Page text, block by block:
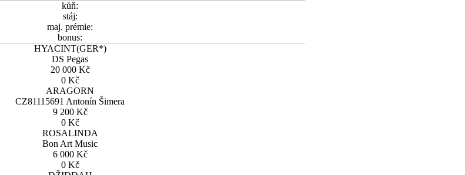
kůň:
stáj:
maj. prémie:
bonus:
HYACINT(GER*)
DS Pegas
20 000 Kč
0 Kč
ARAGORN
CZ81115691 Antonín Šimera
9 200 Kč
0 Kč
ROSALINDA
Bon Art Music
6 000 Kč
0 Kč